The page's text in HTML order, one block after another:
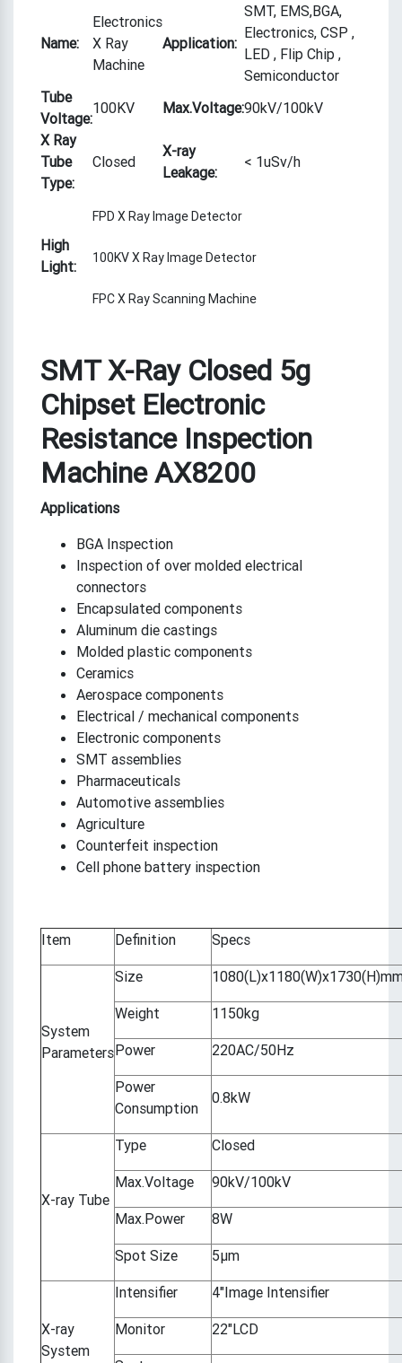
Name:
Electronics
X Ray
Machine
Application:
SMT, EMS,BGA,
Electronics, CSP ,
LED , Flip Chip ,
Semiconductor
Tube
Voltage:
100KV Max.Voltage:90kV/100kV
X Ray
Tube
Type:
Closed
X-ray
Leakage:
< 1uSv/h
High
Light:
FPD X Ray Image Detector
100KV X Ray Image Detector
FPC X Ray Scanning Machine
SMT X-Ray Closed 5g
Chipset Electronic
Resistance Inspection
Machine AX8200
Applications
BGA Inspection
Inspection of over molded electrical
connectors
Encapsulated components
Aluminum die castings
Molded plastic components
Ceramics
Aerospace components
Electrical / mechanical components
Electronic components
SMT assemblies
Pharmaceuticals
Automotive assemblies
Agriculture
Counterfeit inspection
Cell phone battery inspection
Item Definition Specs
System
Parameters
Size
Weight 1150kg
Power 220AC/50Hz
Power
Consumption
0.8kW
X-ray Tube
Type Closed
Max.Voltage 90kV/100kV
Max.Power 8W
Spot Size 5μm
X-ray
System
Intensifier 4"Image Intensifier
Monitor 22"LCD